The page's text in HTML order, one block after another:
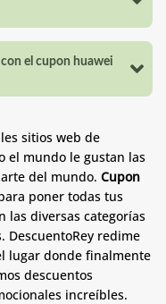
el cupon huawei
sitios web de
el mundo le gustan las
del mundo. Cupon
poner todas tus
las diversas categorías
DescuentoRey redime
lugar donde finalmente
descuentos
increíbles.